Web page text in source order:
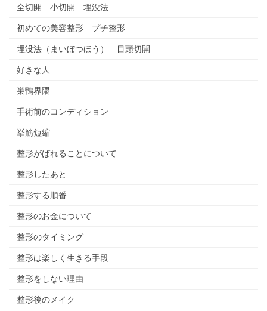
全切開 小切開 埋没法
初めての美容整形 プチ整形
埋没法（まいぼつほう） 目頭切開
好きな人
巣鴨界隈
手術前のコンディション
挙筋短縮
整形がばれることについて
整形したあと
整形する順番
整形のお金について
整形のタイミング
整形は楽しく生きる手段
整形をしない理由
整形後のメイク